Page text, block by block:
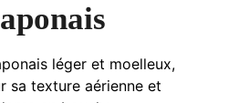
léger et moelleux,
sa texture aérienne et